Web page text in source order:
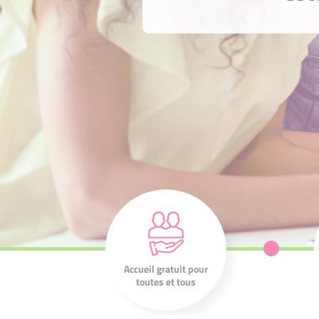
Accueil gratuit pour
toutes et tous
Nos 210
associations sont à
l'écoute de votre
projet et de vos
ambitions.